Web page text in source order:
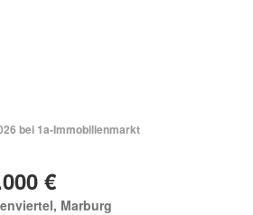
bei 1a-Immobilienmarkt
€
Marburg